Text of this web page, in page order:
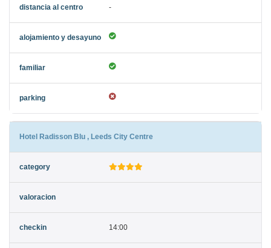
-
Hotel Radisson Blu , Leeds City Centre
14:00